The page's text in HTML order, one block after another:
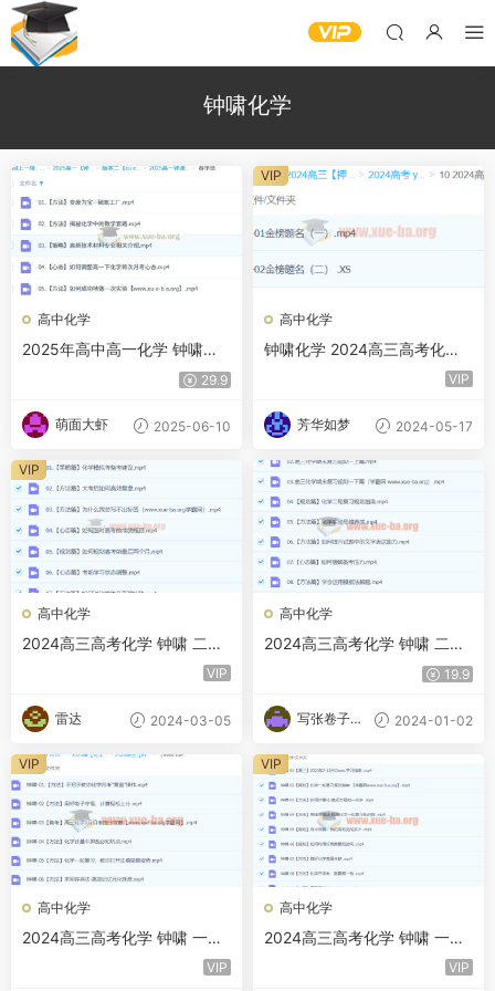
钟啸化学
高中化学
2025年高中高一化学 钟啸化
学全年 一二轮暑假秋季寒假春
29.9
萌面大虾 2025-06-10
高中化学
钟啸化学 2024高三高考化学
VIP
芳华如梦 2024-05-17
VIP
高中化学
2024高三高考化学 钟啸 二轮
VIP
雷达 2024-03-05
VIP
高中化学
2024高三高考化学 钟啸 二轮
19.9
写张卷子冷
2024-01-02
高中化学
2024高三高考化学 钟啸 一轮
VIP
VIP
高中化学
2024高三高考化学 钟啸 一轮
VIP
VIP